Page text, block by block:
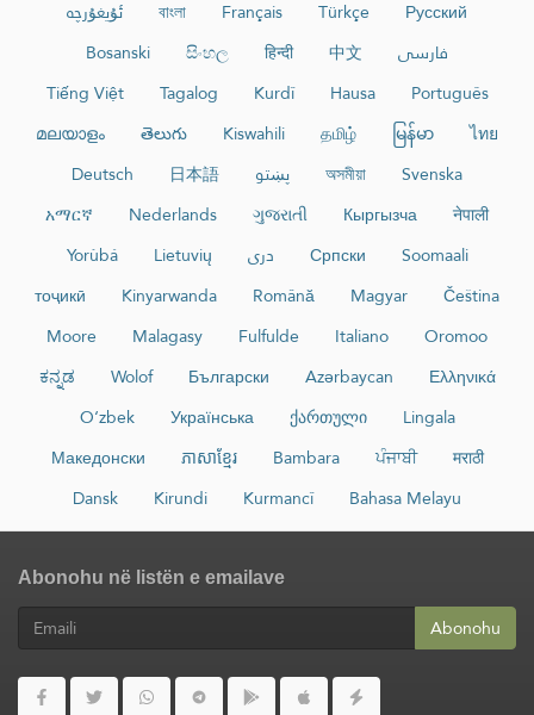
ئۇيغۇرچە
বাংলা Français Türkçe
Русский
Bosanski
සිංහල हिन्दी 中文
فارسی
Tiếng Việt
Tagalog Kurdî Hausa
Português
മലയാളം
తెలుగు Kiswahili தமிழ் မြန်မာ
ไทย
Deutsch
日本語 پښتو অসমীয়া
Svenska
አማርኛ
Nederlands ગુજરાતી Кыргызча
नेपाली
Yorùbá
Lietuvių دری Српски
Soomaali
тоҷикӣ
Kinyarwanda Română Magyar
Čeština
Moore
Malagasy Fulfulde Italiano
Oromoo
ಕನ್ನಡ
Wolof Български Azərbaycan
Ελληνικά
O‘zbek
Українська ქართული
Lingala
Македонски
ភាសាខ្មែរ Bambara ਪੰਜਾਬੀ
मराठी
Dansk
Kirundi Kurmancî Bahasa Melayu
Abonohu në listën e emailave
Abonohu